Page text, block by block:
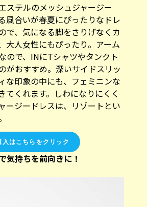
ステルのメッシュジャージー
風合いが春夏にぴったりなドレ
で、気になる脚をさりげなくカ
大人女性にもぴったり。アーム
ので、INにTシャツやタンクト
がおすすめ。深いサイドスリッ
な印象の中にも、フェミニンな
てくれます。しわになりにくく
ージードレスは、リゾートとい
入はこちらをクリック
気持ちを前向きに！